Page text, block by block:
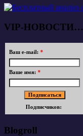
VIP-НОВОСТИ…
Ваш e-mail: *
Ваше имя: *
Подписчиков:
Blogroll